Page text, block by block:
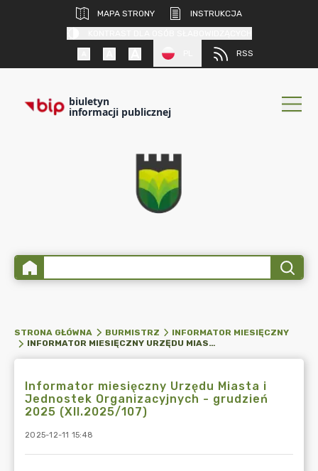
MAPA STRONY
INSTRUKCJA
RSS
biuletyn
informacji publicznej
STRONA GŁÓWNA BURMISTRZ
INFORMATOR MIESIĘCZNY
INFORMATOR MIESIĘCZNY URZĘDU MIASTA I JEDNOSTEK ORGANIZACYJNYCH - GRUDZIEŃ 2025 (XII.2025/107)
Informator miesięczny Urzędu Miasta i
Jednostek Organizacyjnych - grudzień
2025 (XII.2025/107)
2025-12-11 15:48